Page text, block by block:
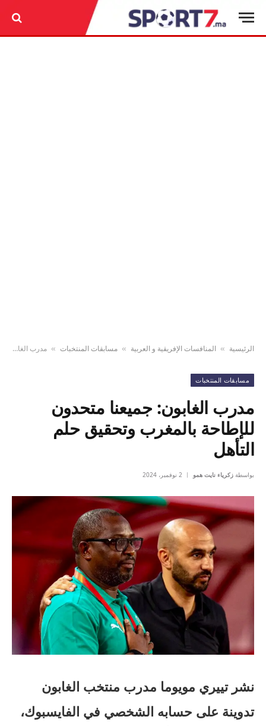
الرئيسية » المنافسات الإفريقية و العربية » مسابقات المنتخبات » مدرب الغابون: جميعنا متحدون للإطاحة بالمغرب وتحقيق حلم التأهل
مسابقات المنتخبات
مدرب الغابون: جميعنا متحدون
للإطاحة بالمغرب وتحقيق حلم
التأهل
بواسطة زكرياء نايت همو 2 نوفمبر، 2024
نشر تييري مويوما مدرب منتخب الغابون
تدوينة على حسابه الشخصي في الفايسبوك،